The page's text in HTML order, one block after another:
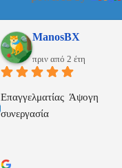
ManosBX
πριν από 2 έτη
Επαγγελματίας  Άψογη
συνεργασία